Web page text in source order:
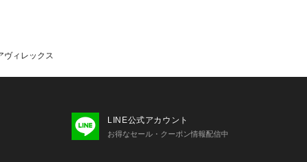
映画「インディー・ジョーンズ」
ン、ノスタルジックな味わいは今
ヴィレックス
LINE公式アカウント
お得なセール・クーポン情報配信中